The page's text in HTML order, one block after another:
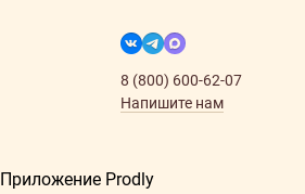
8 (800) 600-62-07
Напишите нам
Приложение Prodly